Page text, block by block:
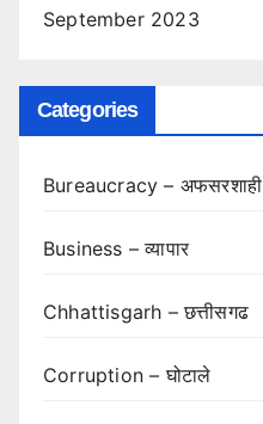
September 2023
Categories
Bureaucracy – अफसरशाही
Business – व्यापार
Chhattisgarh – छत्तीसगढ
Corruption – घोटाले